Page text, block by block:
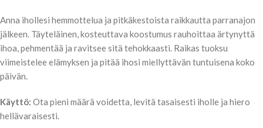
Anna ihollesi hemmottelua ja pitkäkestoista raikkautta parranajon
jälkeen. Täyteläinen, kosteuttava koostumus rauhoittaa ärtynyttä
ihoa, pehmentää ja ravitsee sitä tehokkaasti. Raikas tuoksu
viimeistelee elämyksen ja pitää ihosi miellyttävän tuntuisena koko
päivän.
Käyttö: Ota pieni määrä voidetta, levitä tasaisesti iholle ja hiero
hellävaraisesti.